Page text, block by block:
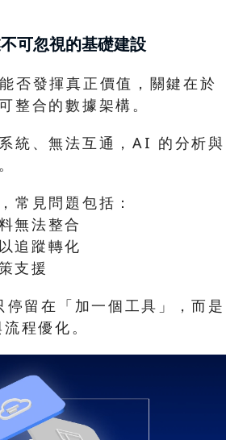
可忽視的基礎建設
否發揮真正價值，關鍵在於
整合的數據架構。
統、無法互通，AI 的分析與
常見問題包括：
無法整合
追蹤轉化
支援
留在「加一個工具」，而是
程優化。